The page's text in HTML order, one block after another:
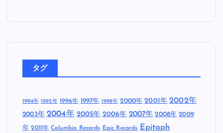
タグ
1994年 1995年 1996年 1997年 1998年 2000年 2001年 2002年
2003年 2004年 2005年 2006年 2007年 2008年 2009
年 2011年 Columbia Records Epic Records Epitaph